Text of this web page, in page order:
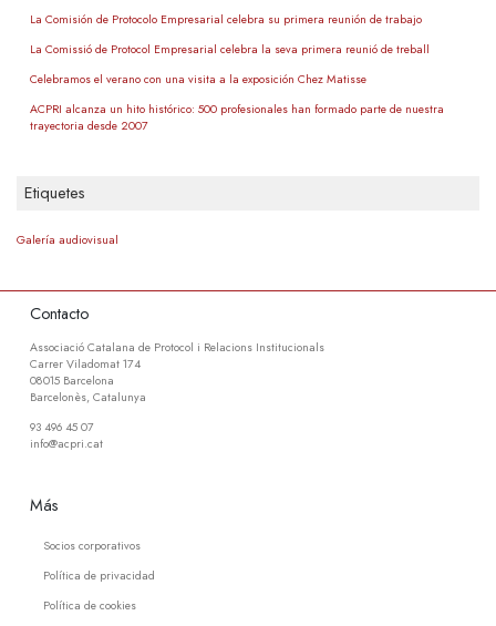
La Comisión de Protocolo Empresarial celebra su primera reunión de trabajo
La Comissió de Protocol Empresarial celebra la seva primera reunió de treball
Celebramos el verano con una visita a la exposición Chez Matisse
ACPRI alcanza un hito histórico: 500 profesionales han formado parte de nuestra
trayectoria desde 2007
Etiquetes
Galería audiovisual
Contacto
Associació Catalana de Protocol i Relacions Institucionals
Carrer Viladomat 174
08015 Barcelona
Barcelonès, Catalunya
93 496 45 07
info@acpri.cat
Más
Socios corporativos
Política de privacidad
Política de cookies